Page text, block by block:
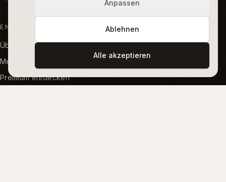
ENTDECKEN
Über uns
Menschliche Begleitung
Premium entdecken
Anpassen
Ablehnen
Alle akzeptieren